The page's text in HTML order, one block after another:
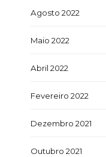
Agosto 2022
Maio 2022
Abril 2022
Fevereiro 2022
Dezembro 2021
Outubro 2021